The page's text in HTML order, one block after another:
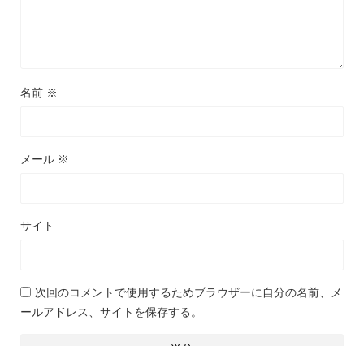
名前 ※
メール ※
サイト
次回のコメントで使用するためブラウザーに自分の名前、メ
ールアドレス、サイトを保存する。